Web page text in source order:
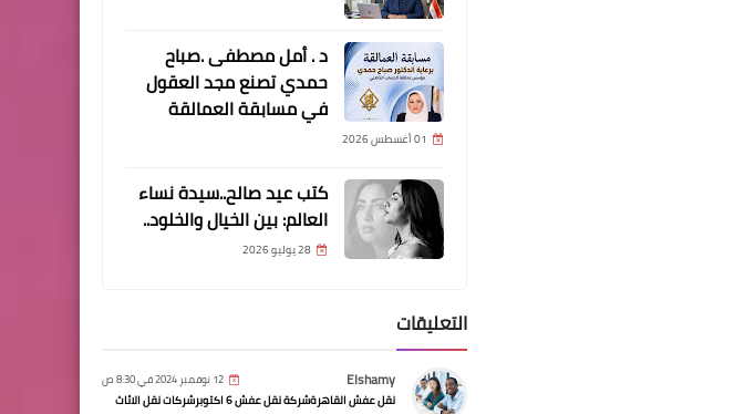
اخبار
خلال جولة ميدانية مفاجئة
محافظ الإسماعيلية يتفقد
شارع العشرينى
العيون.. سرّ الجمال وبوابة
د . أمل مصطفى .صباح
حمدي تصنع مجد العقول
في مسابقة العمالقة
01 أغسطس 2026
كتب عيد صالح..سيدة نساء
العالم: بين الخيال والخلود..
28 يوليو 2026
التعليقات
Elshamy 12 نوفمبر 2024 في 8:30 ص
نقل عفش القاهرةشركة نقل عفش 6 اكتوبرشركات نقل الاثاث